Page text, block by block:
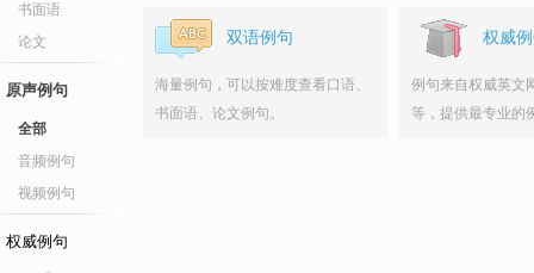
书面语
论文
原声例句
全部
音频例句
视频例句
权威例句
双语例句
海量例句，可以按难度查看口语、
书面语、论文例句。
权威
例句来自权威英文
等，提供最专业的